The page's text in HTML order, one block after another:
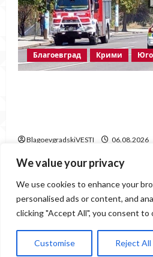
We value your privacy
We use cookies to enhance your
personalised ads or content, and
clicking "Accept All", you consent to
Customise Reject All
Благоевград Крими
BlagoevgradskiVESTI 06.08.2026
Югозапад Благоевград
Инциденти
Здраве
Образование